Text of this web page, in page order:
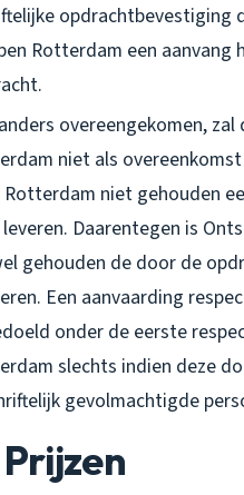
Rotterdam een
overeengekomen,
niet als
Rotterdam niet gehouden
Daarentegen is
gehouden de door de
Een aanvaarding
onder de eerste
slechts indien deze
gevolmachtigde